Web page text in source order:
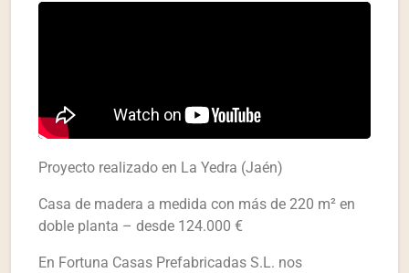
Proyecto realizado en La Yedra (Jaén)
Casa de madera a medida con más de 220 m² en
doble planta – desde 124.000 €
En Fortuna Casas Prefabricadas S.L. nos